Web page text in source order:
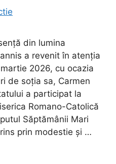
din lumina
a revenit în atenția
2026, cu ocazia
de soția sa, Carmen
a participat la
Romano-Catolică
Săptămânii Mari
prin modestie și …